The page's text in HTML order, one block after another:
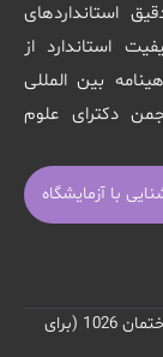
استانداردهای
استاندارد از
بین المللی
انجمن دکترای علوم
با آزمایشگاه
تهران، تقاطع خیابان امام خمینی و کارون، ساختمان 1026 (برای